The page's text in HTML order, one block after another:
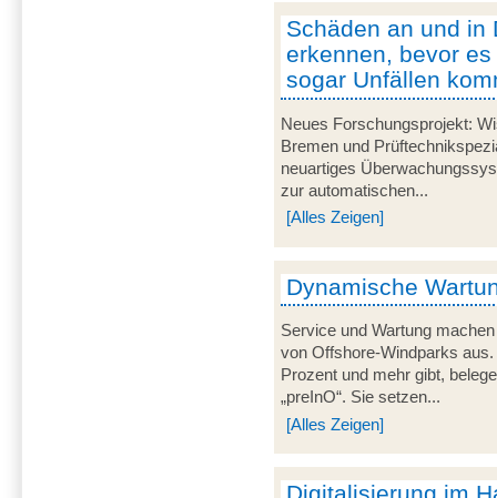
Schäden an und in
erkennen, bevor
sogar Unfällen
Neues Forschungsprojekt:
Bremen und
neuartiges
zur automatischen...
[Alles Zeigen]
Dynamische
Service und Wartung
von Offshore-Windparks
Prozent und mehr gibt,
„preInO“. Sie setzen...
[Alles Zeigen]